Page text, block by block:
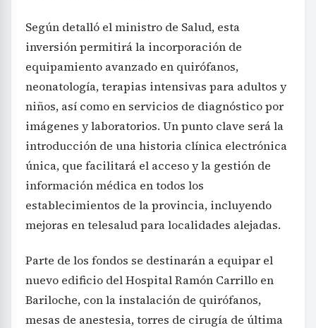
Según detalló el ministro de Salud, esta
inversión permitirá la incorporación de
equipamiento avanzado en quirófanos,
neonatología, terapias intensivas para adultos y
niños, así como en servicios de diagnóstico por
imágenes y laboratorios. Un punto clave será la
introducción de una historia clínica electrónica
única, que facilitará el acceso y la gestión de
información médica en todos los
establecimientos de la provincia, incluyendo
mejoras en telesalud para localidades alejadas.
Parte de los fondos se destinarán a equipar el
nuevo edificio del Hospital Ramón Carrillo en
Bariloche, con la instalación de quirófanos,
mesas de anestesia, torres de cirugía de última